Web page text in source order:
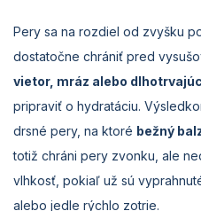
Pery sa na rozdiel od zvyšku
dostatočne chrániť pred
vietor, mráz alebo
pripraviť o hydratáciu.
drsné pery, na ktoré bežný
totiž chráni pery zvonku, ale
vlhkosť, pokiaľ už sú
alebo jedle rýchlo zotrie.